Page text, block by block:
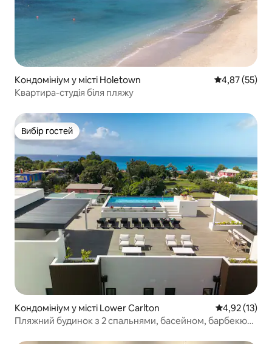
Кондомініум у місті Holetown Середня
4,87 (55)
Квартира-студія біля пляжу
Вибір гостей
Вибір гостей
Кондомініум у місті Lower Carlton Середня
4,92 (13)
Пляжний будинок з 2 спальнями, басейном, барбекю